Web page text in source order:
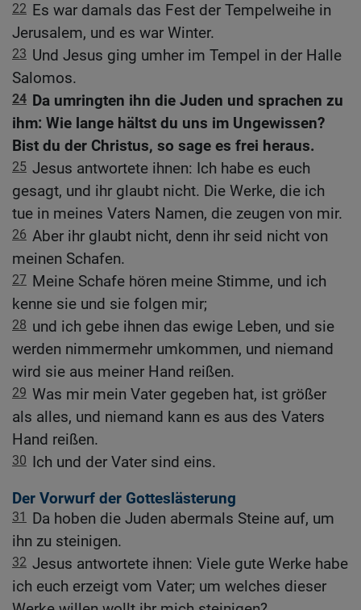
22 Es war damals das Fest der Tempelweihe in
Jerusalem, und es war Winter.
23 Und Jesus ging umher im Tempel in der Halle
Salomos.
24 Da umringten ihn die Juden und sprachen zu
ihm: Wie lange hältst du uns im Ungewissen?
Bist du der Christus, so sage es frei heraus.
25 Jesus antwortete ihnen: Ich habe es euch
gesagt, und ihr glaubt nicht. Die Werke, die ich
tue in meines Vaters Namen, die zeugen von mir.
26 Aber ihr glaubt nicht, denn ihr seid nicht von
meinen Schafen.
27 Meine Schafe hören meine Stimme, und ich
kenne sie und sie folgen mir;
28 und ich gebe ihnen das ewige Leben, und sie
werden nimmermehr umkommen, und niemand
wird sie aus meiner Hand reißen.
29 Was mir mein Vater gegeben hat, ist größer
als alles, und niemand kann es aus des Vaters
Hand reißen.
30 Ich und der Vater sind eins.
Der Vorwurf der Gotteslästerung
31
Da hoben die Juden abermals Steine auf, um
ihn zu steinigen.
32 Jesus antwortete ihnen: Viele gute Werke habe
ich euch erzeigt vom Vater; um welches dieser